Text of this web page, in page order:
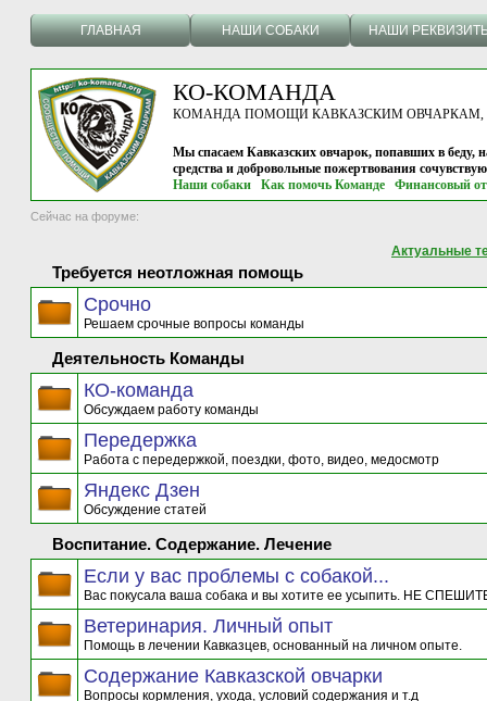
ГЛАВНАЯ НАШИ СОБАКИ НАШИ
КО-КОМАНДА
КОМАНДА ПОМОЩИ КАВКАЗСКИМ ОВЧАРКАМ, г.
Мы спасаем Кавказских овчарок, попавших в беду,
средства и добровольные пожертвования
Наши собаки
Как помочь Команде Финансовый
Сейчас на форуме:
Актуальные
Требуется неотложная помощь
Срочно
Решаем срочные вопросы команды
Деятельность Команды
КО-команда
Обсуждаем работу команды
Передержка
Работа с передержкой, поездки, фото, видео, медосмотр
Яндекс Дзен
Обсуждение статей
Воспитание. Содержание. Лечение
Если у вас проблемы с собакой...
Вас покусала ваша собака и вы хотите ее усыпить. НЕ
Ветеринария. Личный опыт
Помощь в лечении Кавказцев, основанный на личном опыте.
Содержание Кавказской овчарки
Вопросы кормления, ухода, условий содержания и т.д